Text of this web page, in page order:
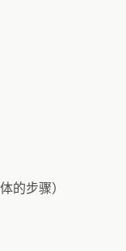
的步骤）